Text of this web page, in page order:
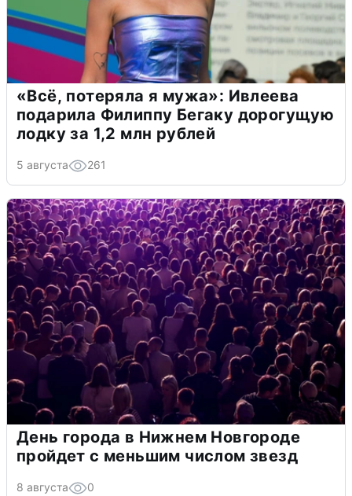
«Всё, потеряла я мужа»: Ивлеева
подарила Филиппу Бегаку дорогущую
лодку за 1,2 млн рублей
5 августа 261
День города в Нижнем Новгороде
пройдет с меньшим числом звезд
8 августа 0